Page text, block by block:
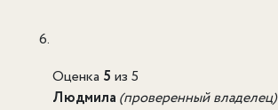
Оценка 5 из 5
Людмила (проверенный владелец)